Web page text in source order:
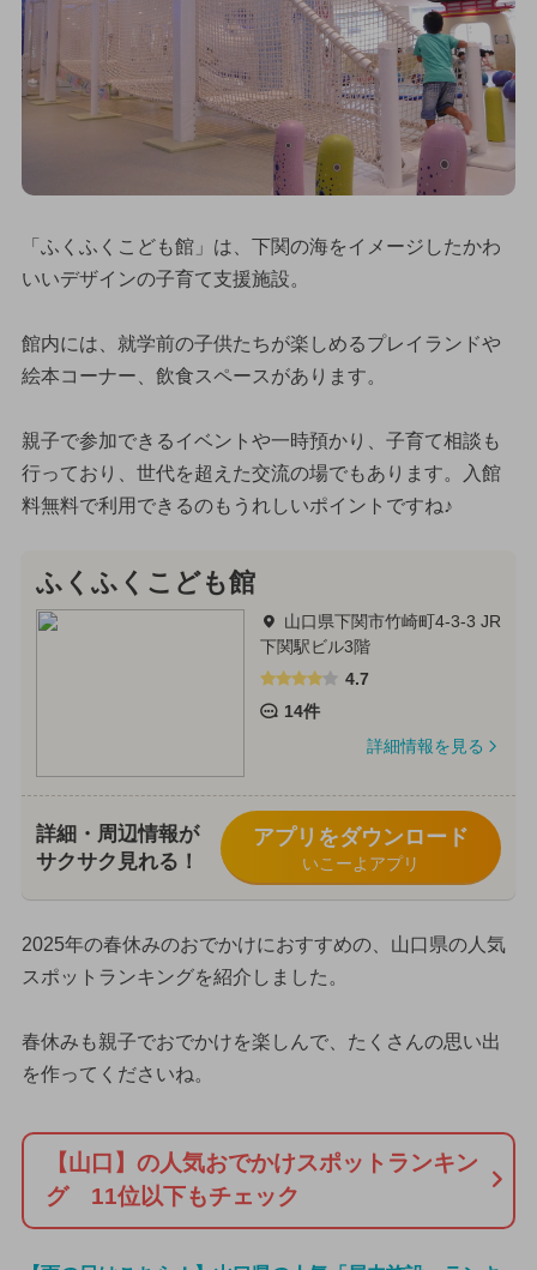
「ふくふくこども館」は、下関の海をイメージしたかわ
いいデザインの子育て支援施設。
館内には、就学前の子供たちが楽しめるプレイランドや
絵本コーナー、飲食スペースがあります。
親子で参加できるイベントや一時預かり、子育て相談も
行っており、世代を超えた交流の場でもあります。入館
料無料で利用できるのもうれしいポイントですね♪
ふくふくこども館
山口県下関市竹崎町4-3-3 JR
下関駅ビル3階
4.7
14件
詳細情報を見る
詳細・周辺情報が
サクサク見れる！
アプリをダウンロード
いこーよアプリ
2025年の春休みのおでかけにおすすめの、山口県の人気
スポットランキングを紹介しました。
春休みも親子でおでかけを楽しんで、たくさんの思い出
を作ってくださいね。
【山口】の人気おでかけスポットランキン
グ 11位以下もチェック